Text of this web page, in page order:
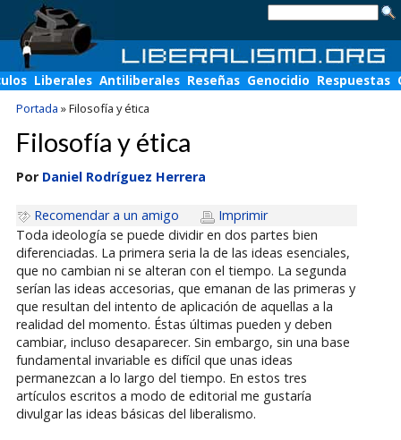
Liberales Antiliberales Reseñas Genocidio Respuestas
Portada »Filosofía y ética
Filosofía y ética
Por Daniel Rodríguez Herrera
Recomendar a un amigo
Imprimir
Toda ideología se puede dividir en dos partes bien
diferenciadas. La primera seria la de las ideas esenciales,
que no cambian ni se alteran con el tiempo. La segunda
serían las ideas accesorias, que emanan de las primeras y
que resultan del intento de aplicación de aquellas a la
realidad del momento. Éstas últimas pueden y deben
cambiar, incluso desaparecer. Sin embargo, sin una base
fundamental invariable es difícil que unas ideas
permanezcan a lo largo del tiempo. En estos tres
artículos escritos a modo de editorial me gustaría
divulgar las ideas básicas del liberalismo.